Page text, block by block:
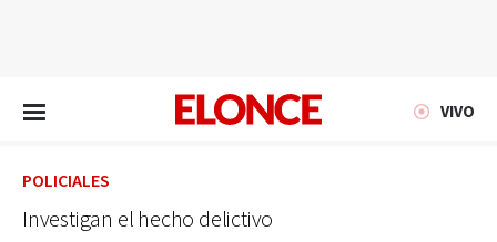
VIVO
POLICIALES
Investigan el hecho delictivo